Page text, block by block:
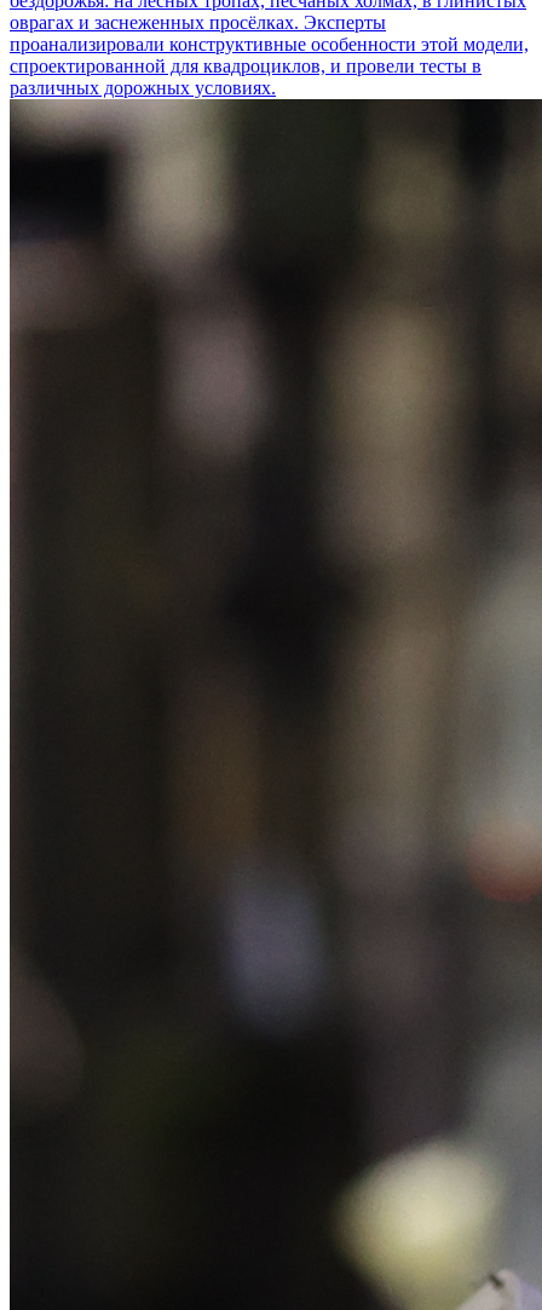
оврагах и заснеженных просёлках. Эксперты
проанализировали конструктивные особенности этой модели,
спроектированной для квадроциклов, и провели тесты в
различных дорожных условиях.